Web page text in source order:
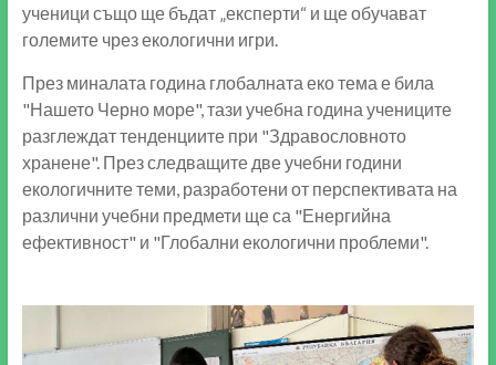
ученици също ще бъдат „експерти“ и ще обучават
големите чрез екологични игри.
През миналата година глобалната еко тема е била
"Нашето Черно море", тази учебна година учениците
разглеждат тенденциите при "Здравословното
хранене". През следващите две учебни години
екологичните теми, разработени от перспективата на
различни учебни предмети ще са "Енергийна
ефективност" и "Глобални екологични проблеми".